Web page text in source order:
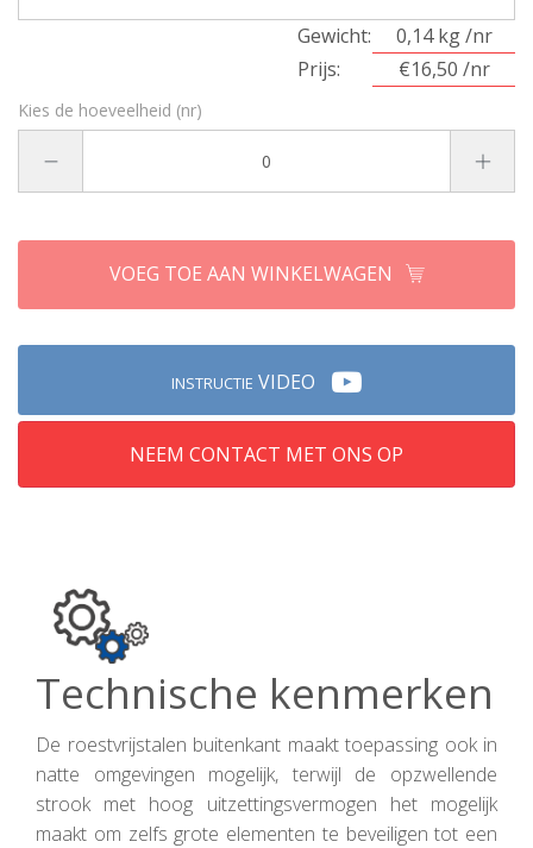
Gewicht:
0,14 kg /nr
Prijs:
€16,50 /nr
Kies de hoeveelheid (nr)
INSTRUCTIE VIDEO
NEEM CONTACT MET ONS OP
VOEG TOE AAN WINKELWAGEN
Technische kenmerken
De roestvrijstalen buitenkant maakt toepassing ook in
natte omgevingen mogelijk, terwijl de opzwellende
strook met hoog uitzettingsvermogen het mogelijk
maakt om zelfs grote elementen te beveiligen tot een